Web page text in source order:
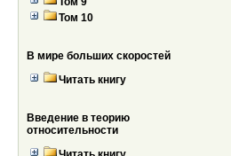
Том 10
В мире больших скоростей
Читать книгу
Введение в теорию
относительности